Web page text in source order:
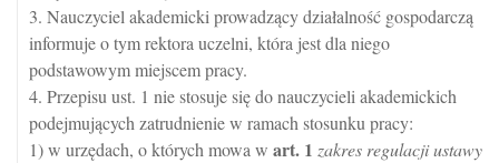
3. Nauczyciel akademicki prowadzący działalność gospodarczą
informuje o tym rektora uczelni, która jest dla niego
podstawowym miejscem pracy.
4. Przepisu ust. 1 nie stosuje się do nauczycieli akademickich
podejmujących zatrudnienie w ramach stosunku pracy:
1) w urzędach, o których mowa w art. 1 zakres regulacji ustawy